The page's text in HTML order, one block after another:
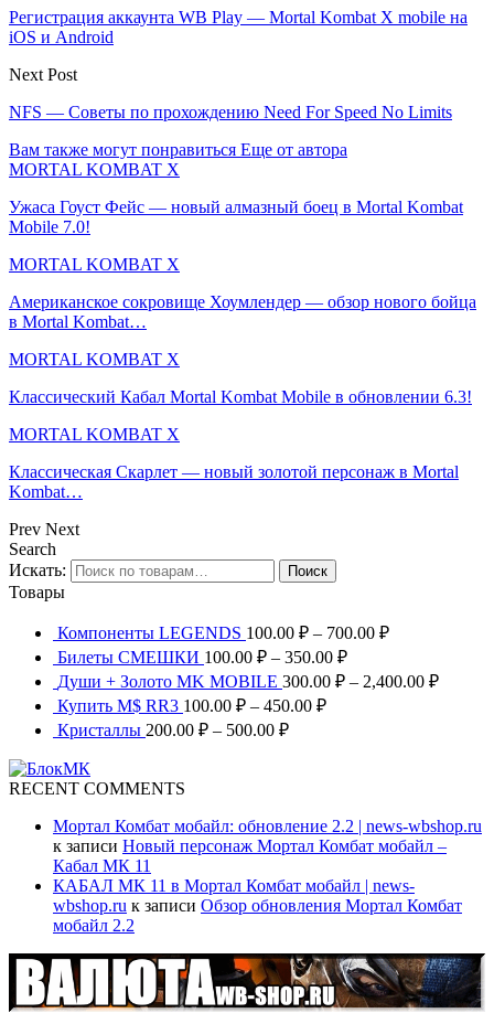
Регистрация аккаунта WB Play — Mortal Kombat X mobile на
iOS и Android
Next Post
NFS — Советы по прохождению Need For Speed No Limits
Вам также могут понравиться Еще от автора
MORTAL KOMBAT X
Ужаса Гоуст Фейс — новый алмазный боец в Mortal Kombat
Mobile 7.0!
MORTAL KOMBAT X
Американское сокровище Хоумлендер — обзор нового бойца
в Mortal Kombat…
MORTAL KOMBAT X
Классический Кабал Mortal Kombat Mobile в обновлении 6.3!
MORTAL KOMBAT X
Классическая Скарлет — новый золотой персонаж в Mortal
Kombat…
Prev Next
Search
Искать:
Поиск
Товары
Компоненты LEGENDS 100.00 ₽ – 700.00 ₽
Билеты СМЕШКИ 100.00 ₽ – 350.00 ₽
Души + Золото MK MOBILE 300.00 ₽ – 2,400.00 ₽
Купить M$ RR3 100.00 ₽ – 450.00 ₽
Кристаллы 200.00 ₽ – 500.00 ₽
RECENT COMMENTS
Мортал Комбат мобайл: обновление 2.2 | news-wbshop.ru
к записи Новый персонаж Мортал Комбат мобайл –
Кабал МК 11
КАБАЛ МК 11 в Мортал Комбат мобайл | news-
wbshop.ru к записи Обзор обновления Мортал Комбат
мобайл 2.2